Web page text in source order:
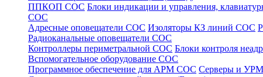
ППКОП СОС Блоки индикации и управления,
СОС
Адресные оповещатели СОС Изоляторы КЗ линий СОС
Радиоканальные оповещатели СОС
Контроллеры периметральной СОС Блоки контроля
Вспомогательное оборудование СОС
Программное обеспечение для АРМ СОС Серверы и